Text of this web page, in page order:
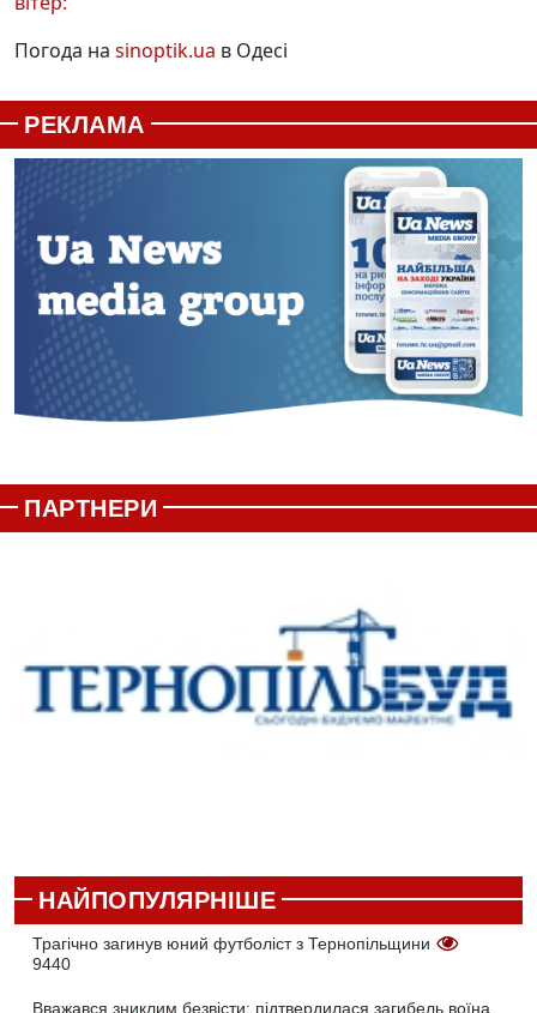
Погода на sinoptik.ua в Одесі
РЕКЛАМА
ПАРТНЕРИ
НАЙПОПУЛЯРНІШЕ
Трагічно загинув юний футболіст з Тернопільщини
9440
Вважався зниклим безвісти: підтвердилася загибель воїна